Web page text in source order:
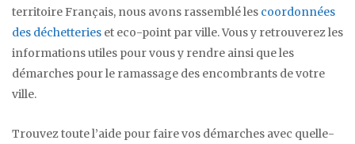
territoire Français, nous avons rassemblé les coordonnées
des déchetteries et eco-point par ville. Vous y retrouverez les
informations utiles pour vous y rendre ainsi que les
démarches pour le ramassage des encombrants de votre
ville.
Trouvez toute l’aide pour faire vos démarches avec quelle-